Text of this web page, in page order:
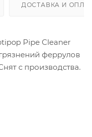
ДОСТАВКА И
Pipe Cleaner
феррулов
с производства.